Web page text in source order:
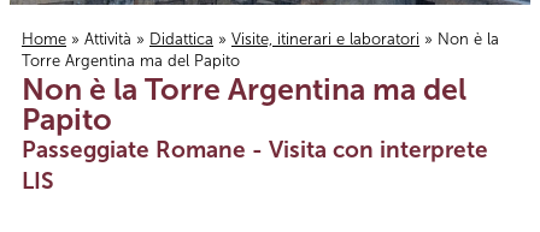
Tu sei qui
Home » Attività » Didattica » Visite, itinerari e laboratori » Non è la
Torre Argentina ma del Papito
Non è la Torre Argentina ma del
Papito
Passeggiate Romane - Visita con interprete
LIS